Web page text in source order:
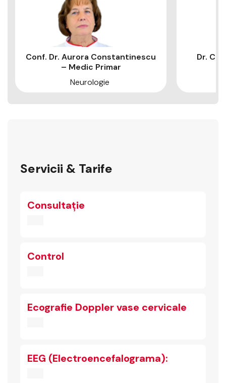
Conf. Dr. Aurora Constantinescu
– Medic Primar
Neurologie
Dr.
Servicii & Tarife
Consultație
Control
Ecografie Doppler vase cervicale
EEG (Electroencefalograma):